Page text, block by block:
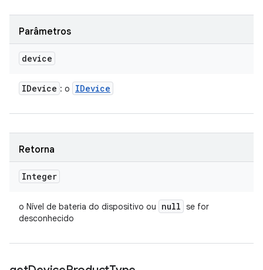
Parâmetros
device
IDevice : o IDevice
Retorna
Integer
o Nível de bateria do dispositivo ou null se for
desconhecido